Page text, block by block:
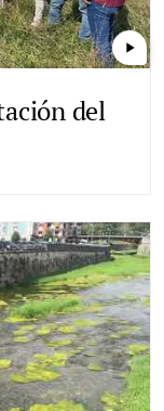
play_arrow
del